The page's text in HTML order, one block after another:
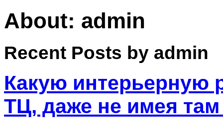
About: admin
Recent Posts by admin
Какую интерьерную
ТЦ, даже не имея